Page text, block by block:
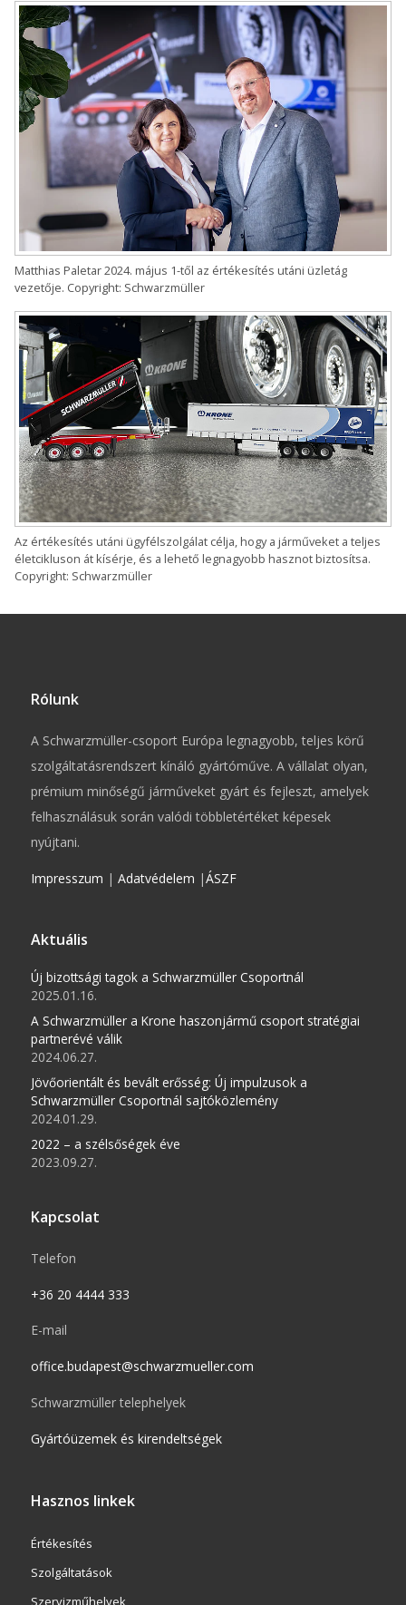
Matthias Paletar 2024. május 1-től az értékesítés utáni üzletág
vezetője. Copyright: Schwarzmüller
Az értékesítés utáni ügyfélszolgálat célja, hogy a járműveket a teljes
életcikluson át kísérje, és a lehető legnagyobb hasznot biztosítsa.
Copyright: Schwarzmüller
Rólunk
A Schwarzmüller-csoport Európa legnagyobb, teljes körű
szolgáltatásrendszert kínáló gyártóműve. A vállalat olyan,
prémium minőségű járműveket gyárt és fejleszt, amelyek
felhasználásuk során valódi többletértéket képesek
nyújtani.
Impresszum | Adatvédelem |ÁSZF
Aktuális
Új bizottsági tagok a Schwarzmüller Csoportnál
2025.01.16.
A Schwarzmüller a Krone haszonjármű csoport stratégiai
partnerévé válik
2024.06.27.
Jövőorientált és bevált erősség: Új impulzusok a
Schwarzmüller Csoportnál sajtóközlemény
2024.01.29.
2022 – a szélsőségek éve
2023.09.27.
Kapcsolat
Telefon
+36 20 4444 333
E-mail
office.budapest@schwarzmueller.com
Schwarzmüller telephelyek
Gyártóüzemek és kirendeltségek
Hasznos linkek
Értékesítés
Szolgáltatások
Szervizműhelyek